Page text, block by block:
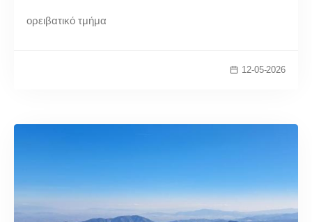
ορειβατικό τμήμα
12-05-2026